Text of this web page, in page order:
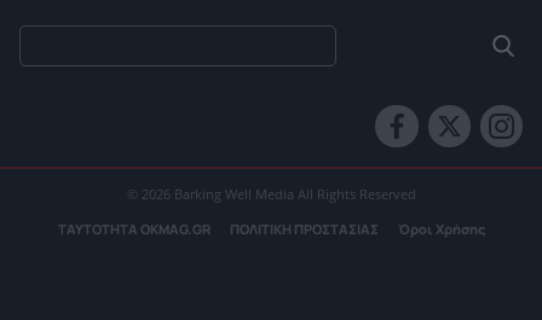
© 2026 Barking Well Media All Rights Reserved
ΤΑΥΤΟΤΗΤΑ OKMAG.GR ΠΟΛΙΤΙΚΗ ΠΡΟΣΤΑΣΙΑΣ Όροι Χρήσης